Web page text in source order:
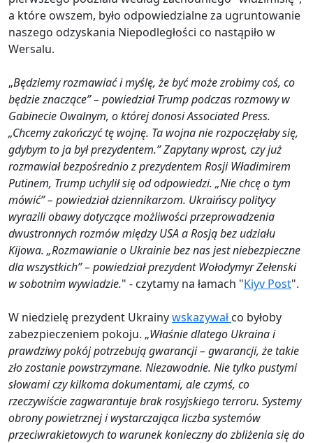
a które owszem, było odpowiedzialne za ugruntowanie
naszego odzyskania Niepodległości co nastąpiło w
Wersalu.
„Będziemy rozmawiać i myślę, że być może zrobimy coś, co
będzie znaczące” – powiedział Trump podczas rozmowy w
Gabinecie Owalnym, o której donosi Associated Press.
„Chcemy zakończyć tę wojnę. Ta wojna nie rozpoczęłaby się,
gdybym to ja był prezydentem.” Zapytany wprost, czy już
rozmawiał bezpośrednio z prezydentem Rosji Władimirem
Putinem, Trump uchylił się od odpowiedzi. „Nie chcę o tym
mówić” – powiedział dziennikarzom. Ukraińscy politycy
wyrazili obawy dotyczące możliwości przeprowadzenia
dwustronnych rozmów między USA a Rosją bez udziału
Kijowa. „Rozmawianie o Ukrainie bez nas jest niebezpieczne
dla wszystkich” – powiedział prezydent Wołodymyr Zełenski
w sobotnim wywiadzie." - czytamy na łamach "Kiyv Post".
W niedzielę prezydent Ukrainywskazywał co byłoby
zabezpieczeniem pokoju. „Właśnie dlatego Ukraina i
prawdziwy pokój potrzebują gwarancji – gwarancji, że takie
zło zostanie powstrzymane. Niezawodnie. Nie tylko pustymi
słowami czy kilkoma dokumentami, ale czymś, co
rzeczywiście zagwarantuje brak rosyjskiego terroru. Systemy
obrony powietrznej i wystarczająca liczba systemów
przeciwrakietowych to warunek konieczny do zbliżenia się do